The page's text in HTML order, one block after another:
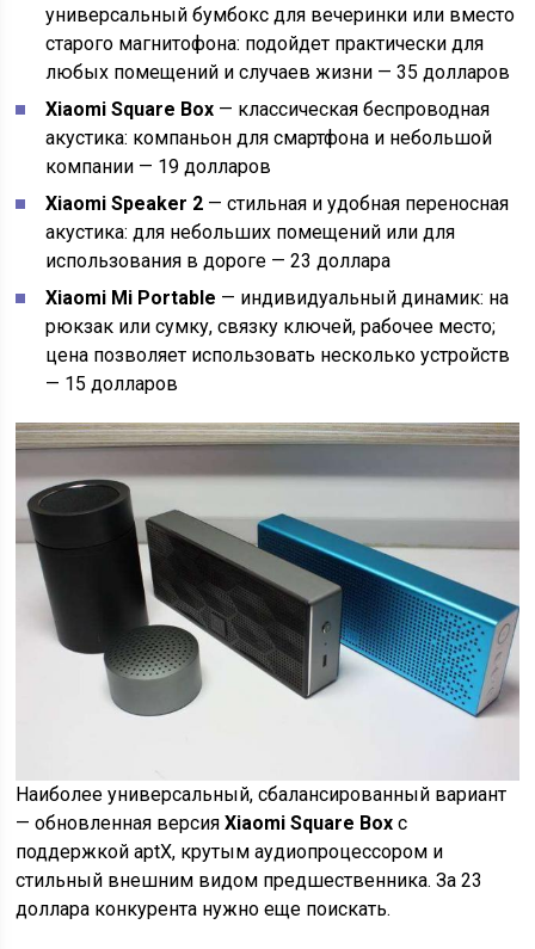
универсальный бумбокс для вечеринки или вместо
старого магнитофона: подойдет практически для
любых помещений и случаев жизни — 35 долларов
Xiaomi Square Box — классическая беспроводная
акустика: компаньон для смартфона и небольшой
компании — 19 долларов
Xiaomi Speaker 2 — стильная и удобная переносная
акустика: для небольших помещений или для
использования в дороге — 23 доллара
Xiaomi Mi Portable — индивидуальный динамик: на
рюкзак или сумку, связку ключей, рабочее место;
цена позволяет использовать несколько устройств
— 15 долларов
Наиболее универсальный, сбалансированный вариант
— обновленная версияXiaomi Square Box с
поддержкой aptX, крутым аудиопроцессором и
стильный внешним видом предшественника. За 23
доллара конкурента нужно еще поискать.